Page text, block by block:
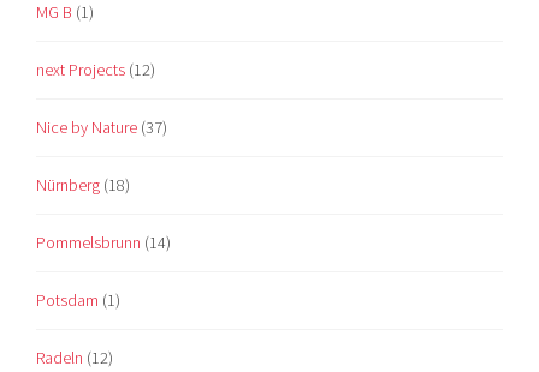
MG B (1)
next Projects (12)
Nice by Nature (37)
Nürnberg (18)
Pommelsbrunn (14)
Potsdam (1)
Radeln (12)